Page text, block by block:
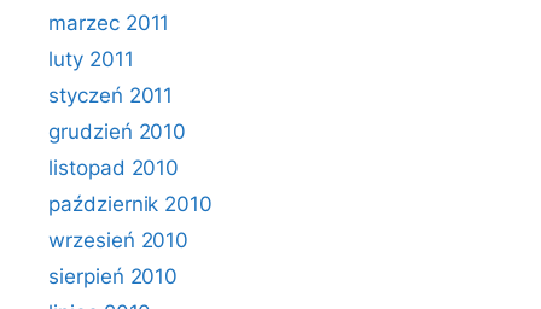
marzec 2011
luty 2011
styczeń 2011
grudzień 2010
listopad 2010
październik 2010
wrzesień 2010
sierpień 2010